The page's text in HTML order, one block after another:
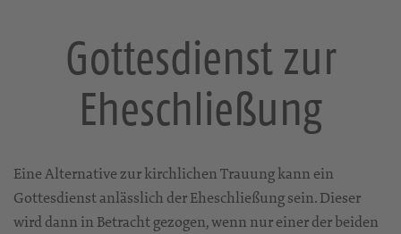
Gottesdienst zur
Eheschließung
Eine Alternative zur kirchlichen Trauung kann ein
Gottesdienst anlässlich der Eheschließung sein. Dieser
wird dann in Betracht gezogen, wenn nur einer der beiden